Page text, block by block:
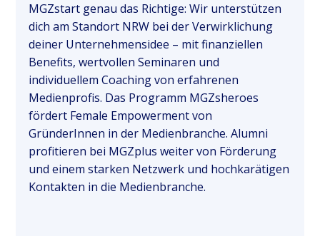
MGZstart genau das Richtige: Wir unterstützen
dich am Standort NRW bei der Verwirklichung
deiner Unternehmensidee – mit finanziellen
Benefits, wertvollen Seminaren und
individuellem Coaching von erfahrenen
Medienprofis. Das Programm MGZsheroes
fördert Female Empowerment von
GründerInnen in der Medienbranche. Alumni
profitieren bei MGZplus weiter von Förderung
und einem starken Netzwerk und hochkarätigen
Kontakten in die Medienbranche.